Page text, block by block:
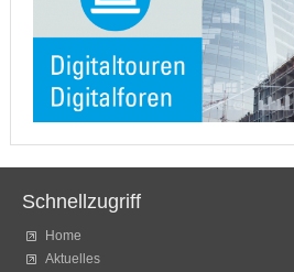
Schnellzugriff
Home
Aktuelles